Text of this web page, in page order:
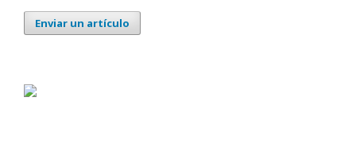
Enviar un artículo